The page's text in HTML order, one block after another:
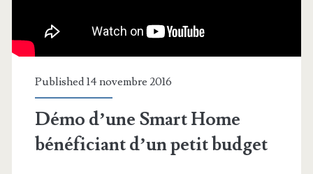
Published 14 novembre 2016
Démo d’une Smart Home
bénéficiant d’un petit budget